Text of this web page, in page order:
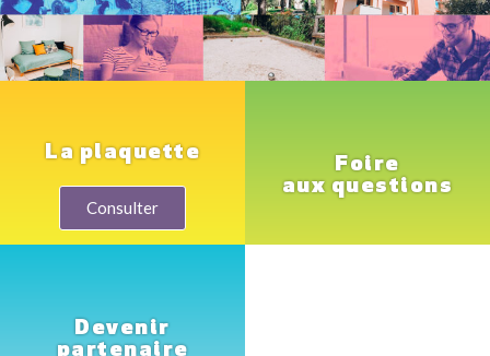
La plaquette
Consulter
Foire
aux questions
Devenir
partenaire